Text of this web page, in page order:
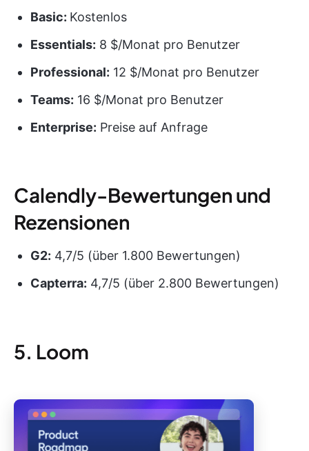
Basic: Kostenlos
Essentials: 8 $/Monat pro Benutzer
Professional: 12 $/Monat pro Benutzer
Teams: 16 $/Monat pro Benutzer
Enterprise: Preise auf Anfrage
Calendly-Bewertungen und
Rezensionen
G2: 4,7/5 (über 1.800 Bewertungen)
Capterra: 4,7/5 (über 2.800 Bewertungen)
5. Loom